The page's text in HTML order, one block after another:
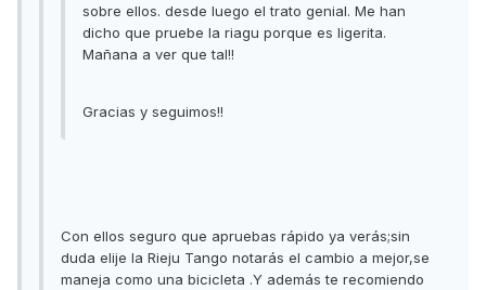
sobre ellos. desde luego el trato genial. Me han
dicho que pruebe la riagu porque es ligerita.
Mañana a ver que tal!!
Gracias y seguimos!!
Con ellos seguro que apruebas rápido ya verás;sin
duda elije la Rieju Tango notarás el cambio a mejor,se
maneja como una bicicleta .Y además te recomiendo